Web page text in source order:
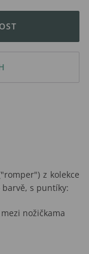
z kolekce
barvě, s puntíky:
nožičkama